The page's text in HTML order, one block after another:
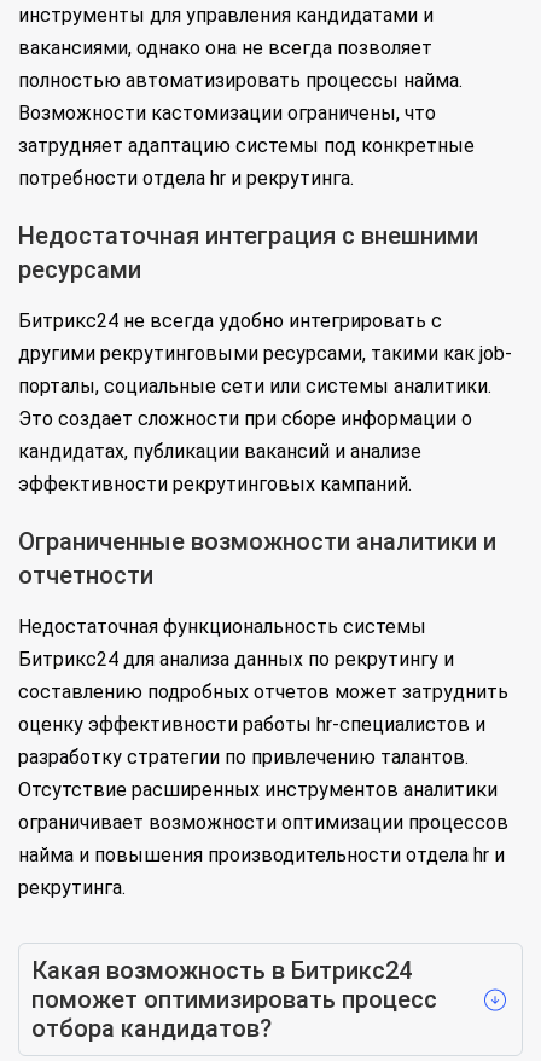
инструменты для управления кандидатами и
вакансиями, однако она не всегда позволяет
полностью автоматизировать процессы найма.
Возможности кастомизации ограничены, что
затрудняет адаптацию системы под конкретные
потребности отдела hr и рекрутинга.
Недостаточная интеграция с внешними
ресурсами
Битрикс24 не всегда удобно интегрировать с
другими рекрутинговыми ресурсами, такими как job-
порталы, социальные сети или системы аналитики.
Это создает сложности при сборе информации о
кандидатах, публикации вакансий и анализе
эффективности рекрутинговых кампаний.
Ограниченные возможности аналитики и
отчетности
Недостаточная функциональность системы
Битрикс24 для анализа данных по рекрутингу и
составлению подробных отчетов может затруднить
оценку эффективности работы hr-специалистов и
разработку стратегии по привлечению талантов.
Отсутствие расширенных инструментов аналитики
ограничивает возможности оптимизации процессов
найма и повышения производительности отдела hr и
рекрутинга.
Какая возможность в Битрикс24
поможет оптимизировать процесс
отбора кандидатов?